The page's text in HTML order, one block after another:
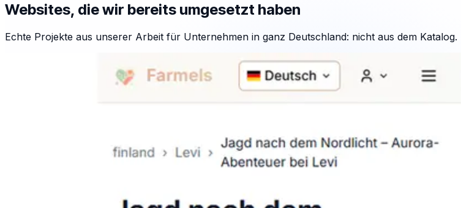
Websites, die wir bereits umgesetzt haben
Echte Projekte aus unserer Arbeit für Unternehmen in ganz Deutschland: nicht aus dem Katalog.